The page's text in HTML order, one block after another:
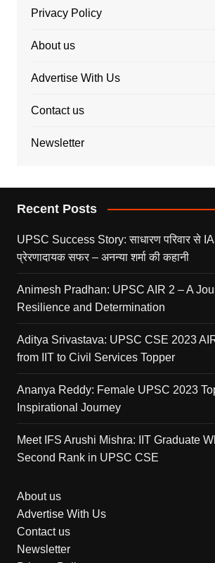
Privacy Policy
About us
Advertise With Us
Contact us
Newsletter
Recent Posts
UPSC Success Story: साधारण परिवार से
प्रेरणादायक सफर – अनन्या शर्मा की कहानी
Animesh Pradhan: UPSC AIR 2 – A
Resilience and Determination
Aditya Srivastava: UPSC CSE 2023
from IIT to Civil Services Topper
Ananya Reddy: Female UPSC 2023
Inspirational Journey
Meet IFS Arushi Mishra: IIT Graduate
Second Rank in UPSC CSE
About us
Advertise With Us
Contact us
Newsletter